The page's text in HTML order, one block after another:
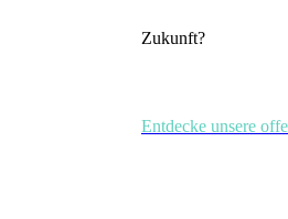
Zukunft?
Entdecke unsere